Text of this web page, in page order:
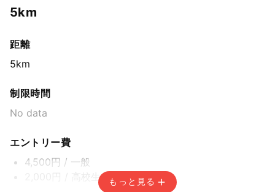
5km
距離
5km
制限時間
No data
エントリー費
4,500円 / 一般
2,000円 / 高校生 もっと見る